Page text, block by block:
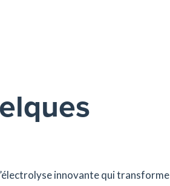
innovante qui transforme